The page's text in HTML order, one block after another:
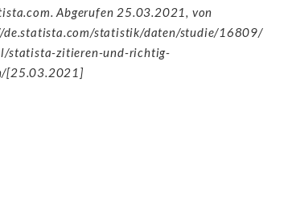
Abgerufen 25.03.2021, von
de.statista.com/statistik/daten/studie/16809/
statista-zitieren-und-richtig-
[25.03.2021]